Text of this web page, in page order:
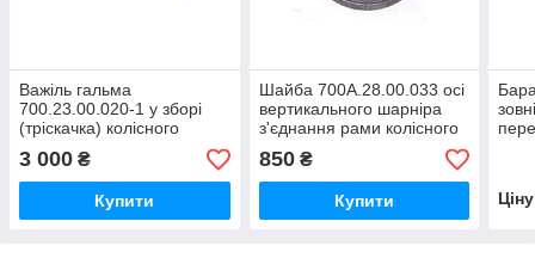
Важіль гальма
700.23.00.020-1 у зборі
(тріскачка) колісного
трактора Кировець К-700,
К-700А,К-701,К-702,К-744
3 000 ₴
Купити
Шайба 700А.28.00.033 осі
вертикального шарніра
з'єднання рами колісного
трактора Кировець К-700,
К-700А, К-701,К
850₴
Купити